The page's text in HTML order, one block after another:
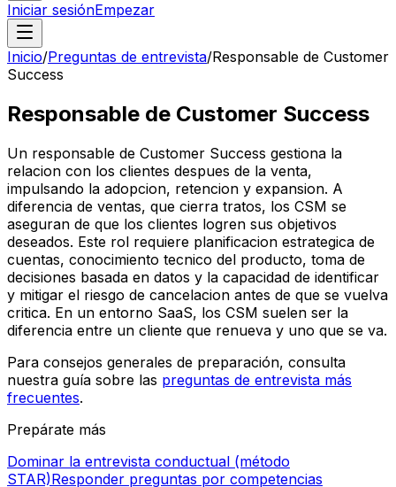
Iniciar sesiónEmpezar
Inicio/Preguntas de entrevista/Responsable de Customer
Success
Responsable de Customer Success
Un responsable de Customer Success gestiona la
relacion con los clientes despues de la venta,
impulsando la adopcion, retencion y expansion. A
diferencia de ventas, que cierra tratos, los CSM se
aseguran de que los clientes logren sus objetivos
deseados. Este rol requiere planificacion estrategica de
cuentas, conocimiento tecnico del producto, toma de
decisiones basada en datos y la capacidad de identificar
y mitigar el riesgo de cancelacion antes de que se vuelva
critica. En un entorno SaaS, los CSM suelen ser la
diferencia entre un cliente que renueva y uno que se va.
Para consejos generales de preparación, consulta
nuestra guía sobre las preguntas de entrevista más
frecuentes.
Prepárate más
Dominar la entrevista conductual (método
STAR)Responder preguntas por competencias